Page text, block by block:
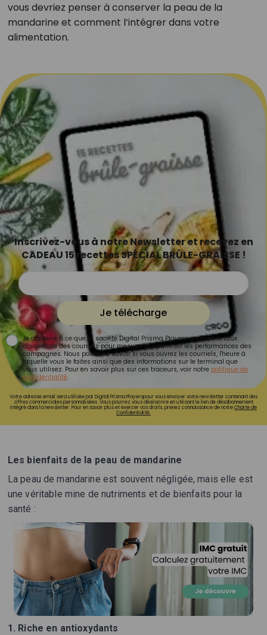
vous devriez penser à conserver la peau de la
mandarine et comment l’intégrer dans votre
alimentation.
Inscrivez-vous à notre Newsletter et recevez en
CADEAU 15 recettes SPÉCIAL BRÛLE-GRAISSE !
Je télécharge
Je consens à ce que la société Digital Prisma Players analyse le taux
d'ouverture des courriels pour mesurer et optimiser les performances des
campagnes. Nous pourrons savoir si vous ouvrez les courriels, l'heure à
laquelle vous le faites ainsi que des informations sur le terminal que
vous utilisez. Pour en savoir plus sur ces traceurs, voir notre politique de
confidentialité.
Votre adresse email sera utilisée par Digital Prisma Playerspour vous envoyer votre newsletter contenant des
offres commerciales personnalisées. Vous pourrez vous désinscrire en utilisant le lien de désabonnement
intégré dans la newsletter. Pour en savoir plus et exercer vos droits, prenez connaissance de notreCharte de
Confidentialité.
Les bienfaits de la peau de mandarine
La peau de mandarine est souvent négligée, mais elle est
une véritable mine de nutriments et de bienfaits pour la
santé :
1. Riche en antioxydants